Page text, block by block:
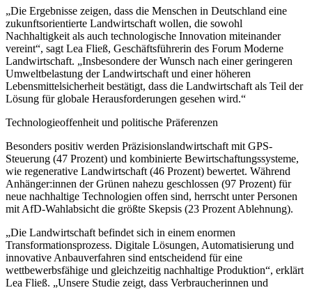
„Die Ergebnisse zeigen, dass die Menschen in Deutschland eine
zukunftsorientierte Landwirtschaft wollen, die sowohl
Nachhaltigkeit als auch technologische Innovation miteinander
vereint“, sagt Lea Fließ, Geschäftsführerin des Forum Moderne
Landwirtschaft. „Insbesondere der Wunsch nach einer geringeren
Umweltbelastung der Landwirtschaft und einer höheren
Lebensmittelsicherheit bestätigt, dass die Landwirtschaft als Teil der
Lösung für globale Herausforderungen gesehen wird.“
Technologieoffenheit und politische Präferenzen
Besonders positiv werden Präzisionslandwirtschaft mit GPS-
Steuerung (47 Prozent) und kombinierte Bewirtschaftungssysteme,
wie regenerative Landwirtschaft (46 Prozent) bewertet. Während
Anhänger:innen der Grünen nahezu geschlossen (97 Prozent) für
neue nachhaltige Technologien offen sind, herrscht unter Personen
mit AfD-Wahlabsicht die größte Skepsis (23 Prozent Ablehnung).
„Die Landwirtschaft befindet sich in einem enormen
Transformationsprozess. Digitale Lösungen, Automatisierung und
innovative Anbauverfahren sind entscheidend für eine
wettbewerbsfähige und gleichzeitig nachhaltige Produktion“, erklärt
Lea Fließ. „Unsere Studie zeigt, dass Verbraucherinnen und